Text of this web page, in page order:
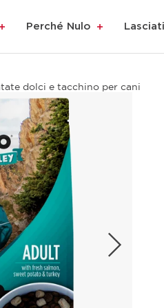
Perché Nulo
dolci e tacchino per cani